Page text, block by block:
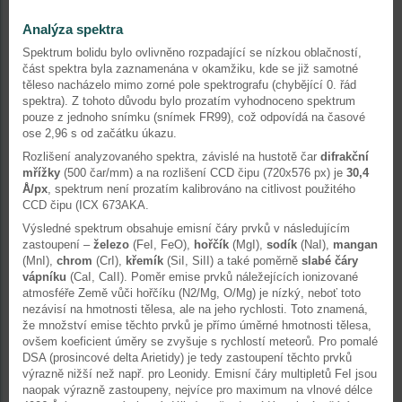
Analýza spektra
Spektrum bolidu bylo ovlivněno rozpadající se nízkou oblačností,
část spektra byla zaznamenána v okamžiku, kde se již samotné
těleso nacházelo mimo zorné pole spektrografu (chybějící 0. řád
spektra). Z tohoto důvodu bylo prozatím vyhodnoceno spektrum
pouze z jednoho snímku (snímek FR99), což odpovídá na časové
ose 2,96 s od začátku úkazu.
Rozlišení analyzovaného spektra, závislé na hustotě čar difrakční
mřížky (500 čar/mm) a na rozlišení CCD čipu (720x576 px) je 30,4
Å/px, spektrum není prozatím kalibrováno na citlivost použitého
CCD čipu (ICX 673AKA.
Výsledné spektrum obsahuje emisní čáry prvků v následujícím
zastoupení – železo (FeI, FeO), hořčík (MgI), sodík (NaI), mangan
(MnI), chrom (CrI), křemík (SiI, SiII) a také poměrně slabé čáry
vápníku (CaI, CaII). Poměr emise prvků náležejících ionizované
atmosféře Země vůči hořčíku (N2/Mg, O/Mg) je nízký, neboť toto
nezávisí na hmotnosti tělesa, ale na jeho rychlosti. Toto znamená,
že množství emise těchto prvků je přímo úměrné hmotnosti tělesa,
ovšem koeficient úměry se zvyšuje s rychlostí meteorů. Pro pomalé
DSA (prosincové delta Arietidy) je tedy zastoupení těchto prvků
výrazně nižší než např. pro Leonidy. Emisní čáry multipletů FeI jsou
naopak výrazně zastoupeny, nejvíce pro maximum na vlnové délce